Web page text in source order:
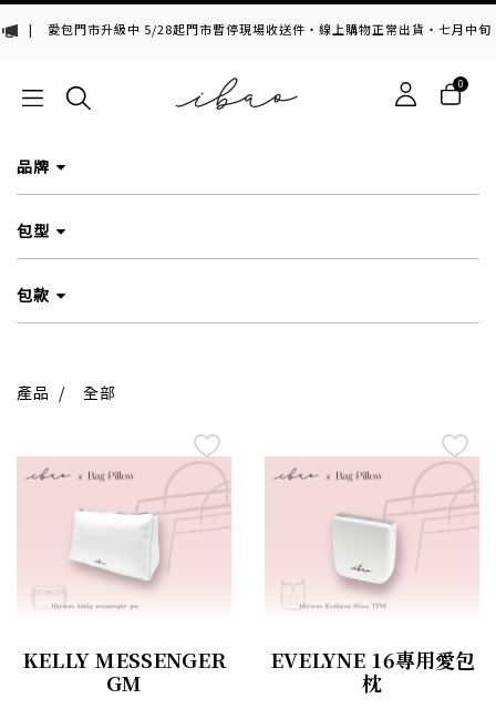
愛包門市升級中 5/28起門市暫停現場收送件・線上購物正常出貨・七月中旬，期待
0
品牌
包型
包款
產品 / 全部
KELLY MESSENGER
GM
EVELYNE 16專用愛包
枕